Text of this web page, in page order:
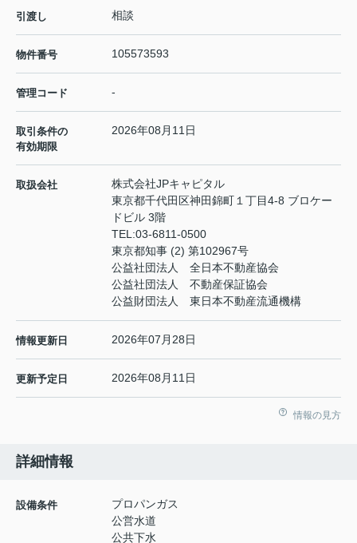
引渡し 相談
物件番号 105573593
管理コード -
取引条件の
有効期限
2026年08月11日
取扱会社
株式会社JPキャピタル
東京都千代田区神田錦町１丁目4-8 ブロケー
ドビル 3階
TEL:03-6811-0500
東京都知事 (2) 第102967号
公益社団法人 全日本不動産協会
公益社団法人 不動産保証協会
公益財団法人 東日本不動産流通機構
情報更新日 2026年07月28日
更新予定日 2026年08月11日
情報の見方
詳細情報
設備条件
プロパンガス
公営水道
公共下水